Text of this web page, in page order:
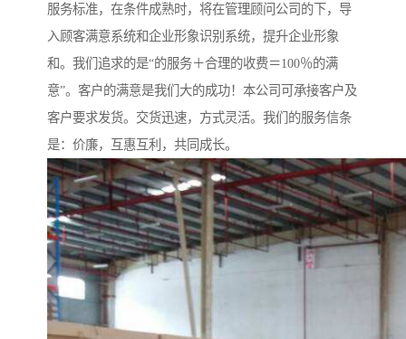
服务标准，在条件成熟时，将在管理顾问公司的下，导
入顾客满意系统和企业形象识别系统，提升企业形象
和。我们追求的是“的服务＋合理的收费＝100％的满
意”。客户的满意是我们大的成功！本公司可承接客户及
客户要求发货。交货迅速，方式灵活。我们的服务信条
是：价廉，互惠互利，共同成长。